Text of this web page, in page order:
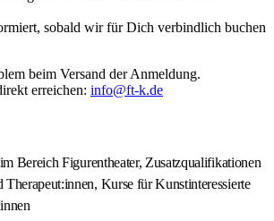
sobald wir für Dich verbindlich buchen
beim Versand der Anmeldung.
erreichen: info@ft-k.de
Bereich Figurentheater, Zusatzqualifikationen
Therapeut:innen, Kurse für Kunstinteressierte